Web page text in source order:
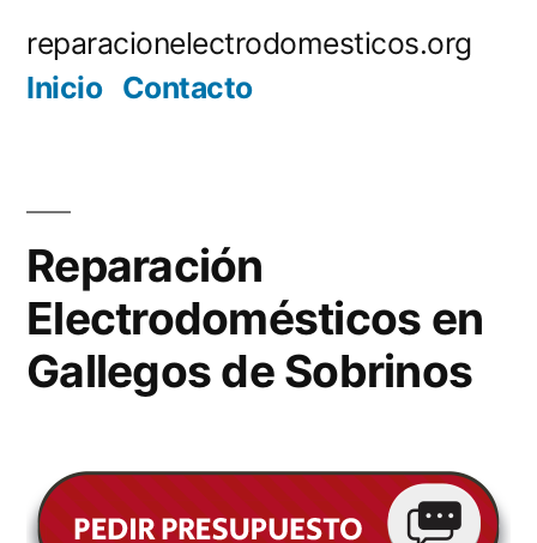
reparacionelectrodomesticos.org
Inicio Contacto
Reparación
Electrodomésticos en
Gallegos de Sobrinos